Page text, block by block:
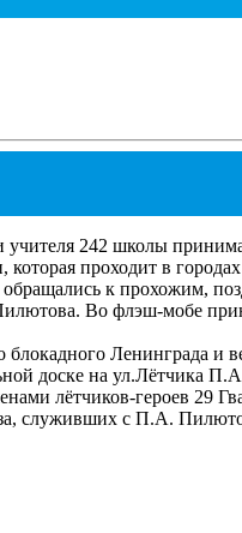
учителя 242 школы
проходит в
к прохожим,
Во флэш-мобе
Ленинграда и
доске на ул.Лётчика
лётчиков-героев 29
служивших с П.А.